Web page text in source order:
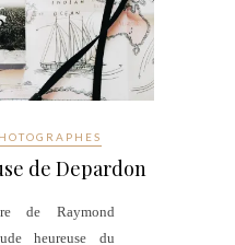
de Depardon
de Raymond
heureuse du